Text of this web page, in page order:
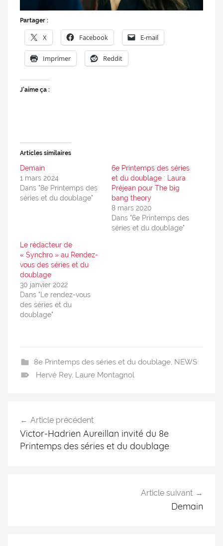
Partager :
X Facebook E-mail
Imprimer Reddit
J’aime ça :
Articles similaires
Demain
1 mars 2024
Dans "8e Printemps des
séries et du doublage"
6e Printemps des séries
et du doublage : Laura
Préjean pour The big
bang theory
8 mars 2020
Dans "6e Printemps des
séries et du doublage"
Le rédacteur de
« Synchro » au Rendez-
vous des séries et du
doublage
30 janvier 2022
Dans "Le rendez-vous
des séries et du
doublage"
8e Printemps des séries et du doublage, NEWS
Hervé Rey, Laure Montagnol
Article précédent
Victor-Hadrien Aureillan invité du 8e
Printemps des séries et du doublage
Article suivant
Demain